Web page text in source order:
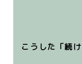
こうした「続